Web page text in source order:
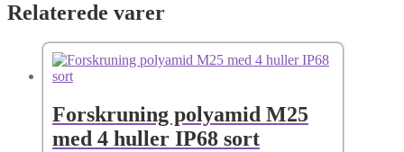
Relaterede varer
Forskruning polyamid M25
med 4 huller IP68 sort